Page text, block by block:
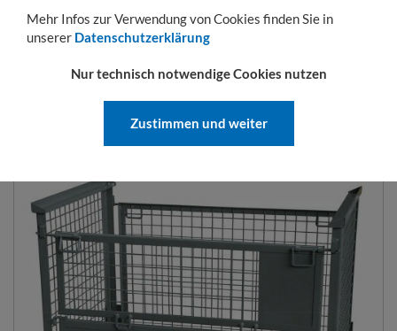
FALTBARE GITTERBOXEN 800 X
1200 NUTZHÖHE 750 MM
83-080-75 F1
Mehr Infos zur Verwendung von Cookies finden Sie in
unserer Datenschutzerklärung
Nur technisch notwendige Cookies nutzen
Zustimmen und weiter